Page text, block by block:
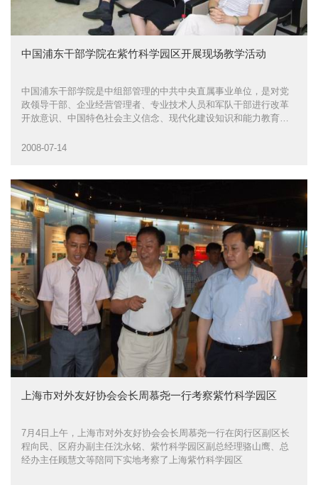
中国浦东干部学院在紫竹科学园区开展现场教学活动
中国浦东干部学院是中组部管理的中共中央直属事业单位，是对党
政领导干部、企业经营管理者、专业技术人员和军队干部进行改革
开放意识、中国特色社会主义信念、现代化建设知识和能力教育以
2008-07-14
上海市对外友好协会会长周慕尧一行考察紫竹科学园区
7月4日上午，上海市对外友好协会会长周慕尧一行在闵行区副区长
程向民、区府办副主任沈永铭、紫竹科学园区副总经理骆山鹰、总
经办主任顾慧文等陪同下实地考察了上海紫竹科学园区